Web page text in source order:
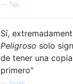
— Tek
Sí,
Peligroso solo
de tener una
primero"